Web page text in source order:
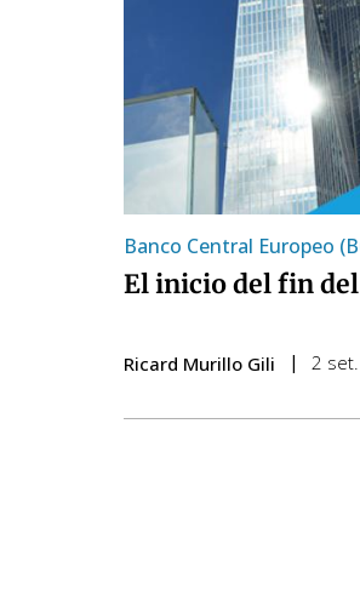
Banco Central Europeo
El inicio del fin del
Ricard Murillo Gili 2